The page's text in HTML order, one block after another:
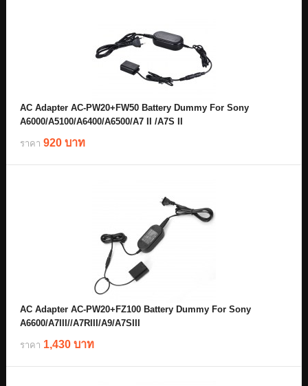
AC Adapter AC-PW20+FW50 Battery Dummy For Sony
A6000/A5100/A6400/A6500/A7 II /A7S II
ราคา 920 บาท
AC Adapter AC-PW20+FZ100 Battery Dummy For Sony
A6600/A7III//A7RIII/A9/A7SIII
ราคา 1,430 บาท